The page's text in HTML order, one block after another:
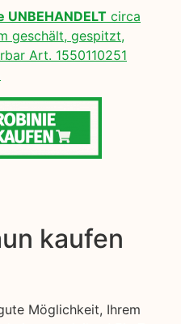
UNBEHANDELT circa
geschält, gespitzt,
Art. 1550110251
kaufen
Möglichkeit, Ihrem